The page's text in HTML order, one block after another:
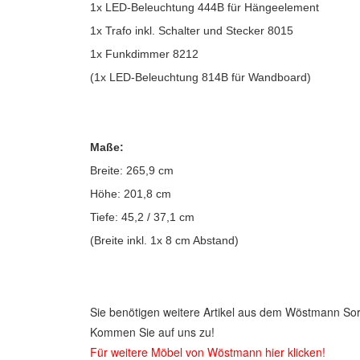
1x LED-Beleuchtung 444B für Hängeelement
1x Trafo inkl. Schalter und Stecker 8015
1x Funkdimmer 8212
(1x LED-Beleuchtung 814B für Wandboard)
Maße:
Breite: 265,9 cm
Höhe: 201,8 cm
Tiefe: 45,2 / 37,1 cm
(Breite inkl. 1x 8 cm Abstand)
Sie benötigen weitere Artikel aus dem Wöstmann
Kommen Sie auf uns zu!
Für weitere Möbel von Wöstmann hier klicken!